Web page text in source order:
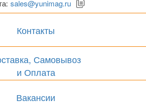
sales@yunimag.ru
Контакты
Самовывоз
и Оплата
Вакансии